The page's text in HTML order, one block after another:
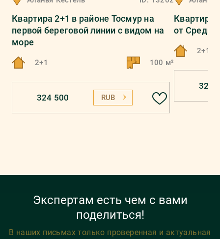
Квартира 2+1 в районе Тосмур на
первой береговой линии с видом на
море
2+1 100 м²
324 500 RUB
Квартира
от
2+1
324
Экспертам есть чем с вами
поделиться!
В наших письмах только проверенная и актуальная